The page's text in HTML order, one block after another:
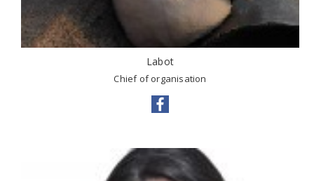
Labot
Chief of organisation